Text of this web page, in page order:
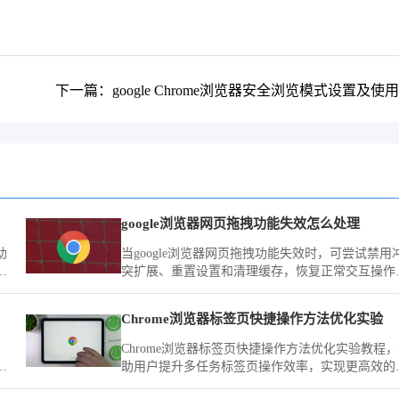
下一篇：google Chrome浏览器安全浏览模式设置及使
google浏览器网页拖拽功能失效怎么处理
当google浏览器网页拖拽功能失效时，可尝试禁用
突扩展、重置设置和清理缓存，恢复正常交互操作
Chrome浏览器标签页快捷操作方法优化实验
Chrome浏览器标签页快捷操作方法优化实验教程
助用户提升多任务标签页操作效率，实现更高效的